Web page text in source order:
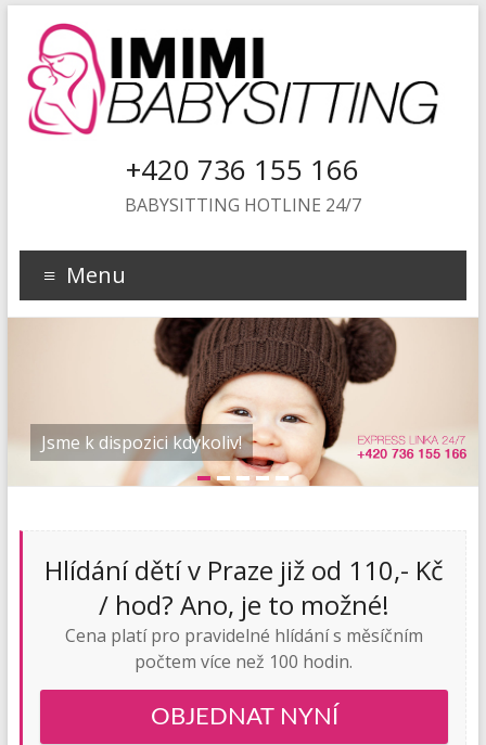
+420 736 155 166
BABYSITTING HOTLINE 24/7
Menu
Jsme k dispozici kdykoliv!
1 2 3 4 5
Hlídání dětí v Praze již od 110,- Kč
/ hod? Ano, je to možné!
Cena platí pro pravidelné hlídání s měsíčním
počtem více než 100 hodin.
OBJEDNAT NYNÍ